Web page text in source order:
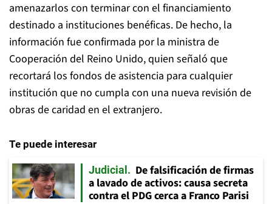
amenazarlos con terminar con el financiamiento
destinado a instituciones benéficas. De hecho, la
información fue confirmada por la ministra de
Cooperación del Reino Unido, quien señaló que
recortará los fondos de asistencia para cualquier
institución que no cumpla con una nueva revisión de
obras de caridad en el extranjero.
Te puede interesar
Judicial
De falsificación de firmas
a lavado de activos: causa secreta
contra el PDG cerca a Franco Parisi